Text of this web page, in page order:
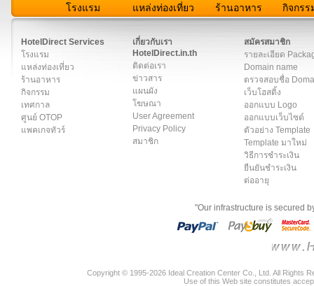
โรงแรม แหล่งท่องเที่ยว ร้านอาหาร กิจกรร
HotelDirect Services
โรงแรม
แหล่งท่องเที่ยว
ร้านอาหาร
กิจกรรม
เทศกาล
ศูนย์ OTOP
แพคเกจทัวร์
เกี่ยวกับเรา
HotelDirect.in.th
ติดต่อเรา
ข่าวสาร
แผนผัง
โฆษณา
User Agreement
Privacy Policy
สมาชิก
สมัครสมาชิก
รายละเอียด
Domain name
ตรวจสอบชื่อ
เว็บโฮสติ้ง
ออกแบบ Logo
ออกแบบเว็บไซต์
ตัวอย่าง Template
Template มาใหม่
วิธีการชำระเงิน
ยืนยันชำระเงิน
ต่ออายุ
"Our infrastructure is secured
Copyright © 1995-2026 Ideal Creation Center Co., Ltd. All Rights
Use of this Web site constitutes